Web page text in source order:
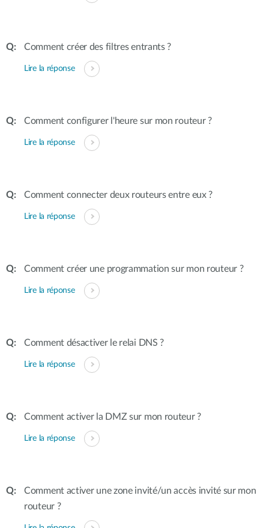
Comment créer des filtres entrants ?
Lire la réponse
Comment configurer l'heure sur mon routeur ?
Lire la réponse
Comment connecter deux routeurs entre eux ?
Lire la réponse
Comment créer une programmation sur mon routeur ?
Lire la réponse
Comment désactiver le relai DNS ?
Lire la réponse
Comment activer la DMZ sur mon routeur ?
Lire la réponse
Comment activer une zone invité/un accès invité sur mon
routeur ?